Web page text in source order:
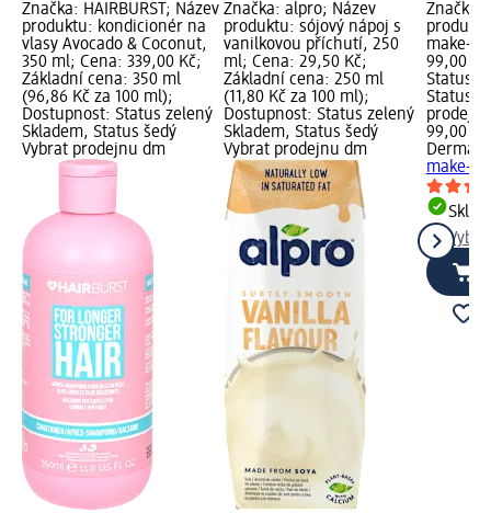
Značka: HAIRBURST; Název
produktu: kondicionér na
vlasy Avocado & Coconut,
350 ml; Cena: 339,00 Kč;
Základní cena: 350 ml
(96,86 Kč za 100 ml);
Dostupnost: Status zelený
Skladem, Status šedý
Vybrat prodejnu dm
Značka: alpro; Název
produktu: sójový nápoj s
vanilkovou příchutí, 250
ml; Cena: 29,50 Kč;
Základní cena: 250 ml
(11,80 Kč za 100 ml);
Dostupnost: Status zelený
Skladem, Status šedý
Vybrat prodejnu dm
Značka:
make-
99,00
Status
Status
99,00 Kč
make-